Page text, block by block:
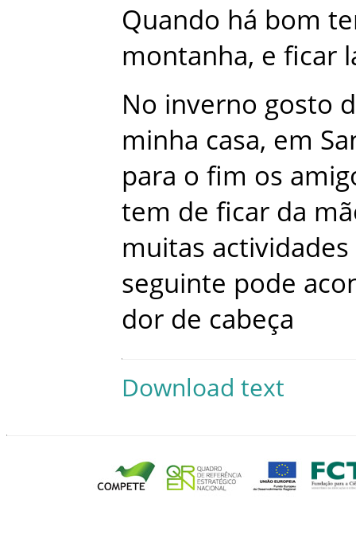
Quando há bom
montanha, e ficar
No inverno gosto
minha casa, em
para o fim os
tem de ficar da
muitas actividades
seguinte pode
dor de cabeça
Download text